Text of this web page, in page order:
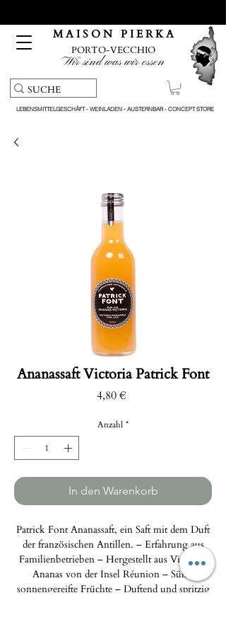
M A I S O N P I E R K A
PORTO-VECCHIO
Wir sind was wir essen
LEBENSMITTELGESCHÄFT - WEINLADEN - AUSTERNBAR - CONCEPT STORE
Ananassaft Victoria Patrick Font
4,80 €Preis
Anzahl *
In den Warenkorb
Patrick Font Ananassaft, ein Saft mit dem Duft
der französischen Antillen. – Erfahrung aus
Familienbetrieben – Hergestellt aus Victoria-
Ananas von der Insel Réunion – Süße,
sonnengereifte Früchte – Duftend und spritzig